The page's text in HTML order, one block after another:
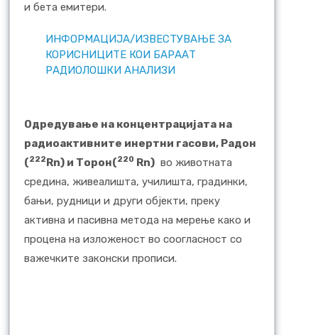
и бета емитери.
ИНФОРМАЦИЈА/ИЗВЕСТУВАЊЕ ЗА
КОРИСНИЦИТЕ КОИ БАРААТ
РАДИОЛОШКИ АНАЛИЗИ
Oдредување на концентрацијата на
радиоактивните инертни гасови, Радон
(222Rn) и Торон(220 Rn) во животната
средина, живеалишта, училишта, градинки,
бањи, рудници и други објекти, преку
активна и пасивна метода на мерење како и
процена на изложеност во соогласност со
важечките законски прописи.